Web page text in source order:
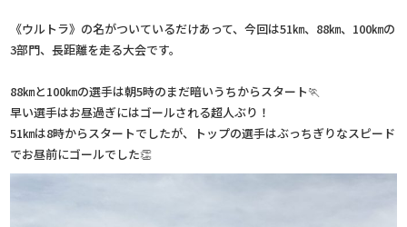
《ウルトラ》の名がついているだけあって、今回は51㎞、88㎞、100㎞の
3部門、長距離を走る大会です。
88㎞と100㎞の選手は朝5時のまだ暗いうちからスタート🏃
早い選手はお昼過ぎにはゴールされる超人ぶり！
51㎞は8時からスタートでしたが、トップの選手はぶっちぎりなスピード
でお昼前にゴールでした👏